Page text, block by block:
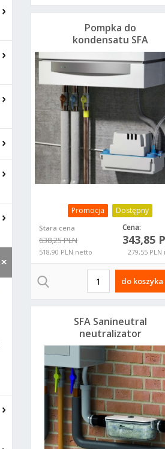
Promocja Dostępny
Stara cena
638,25 PLN
518,90 PLN netto
Cena:
343,85
279,55
Pompka do
kondensatu SFA
Sanicondens Mini
do koszyka
SFA Sanineutral
neutralizator
skroplin z kotła
kondensacyjnego